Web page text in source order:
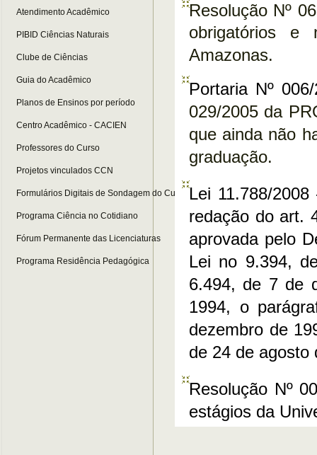
Atendimento Acadêmico
PIBID Ciências Naturais
Clube de Ciências
Guia do Acadêmico
Planos de Ensinos por período
Centro Acadêmico - CACIEN
Professores do Curso
Projetos vinculados CCN
Formulários Digitais de Sondagem do Curso
Programa Ciência no Cotidiano
Fórum Permanente das Licenciaturas
Programa Residência Pedagógica
Resolução Nº
obrigatórios e
Amazonas.
Portaria Nº 006/
029/2005 da
que ainda não
graduação.
Lei 11.788/2008
redação do art.
aprovada pelo
Lei no 9.394,
6.494, de 7 de
1994, o
dezembro de
de 24 de agosto
Resolução Nº
estágios da